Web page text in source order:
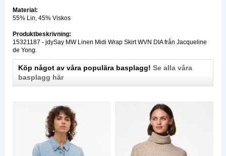
Material:
55% Lin, 45% Viskos
Produktbeskrivning:
15321187 - jdySay MW Linen Midi Wrap Skirt WVN DIA från Jacqueline
de Yong.
Köp något av våra populära basplagg! Se alla våra
basplagg här